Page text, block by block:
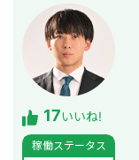
17いいね!
稼働ステータス